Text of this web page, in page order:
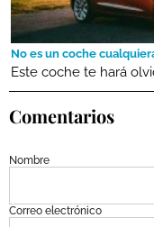
No es un coche
Este coche te hará
Comentarios
Nombre
Correo electrónico